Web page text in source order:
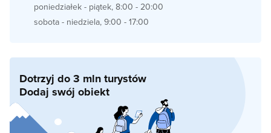
poniedziałek - piątek, 8:00 - 20:00
sobota - niedziela, 9:00 - 17:00
Dotrzyj do 3 mln turystów
Dodaj swój obiekt